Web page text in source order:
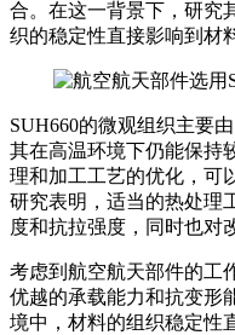
合。在这一背景下，研究
织的稳定性直接影响到材
SUH660的微观组织主要
其在高温环境下仍能保持
理和加工工艺的优化，可
研究表明，适当的热处理
度和抗拉强度，同时也对
考虑到航空航天部件的工
优越的承载能力和抗变形
境中，材料的组织稳定性